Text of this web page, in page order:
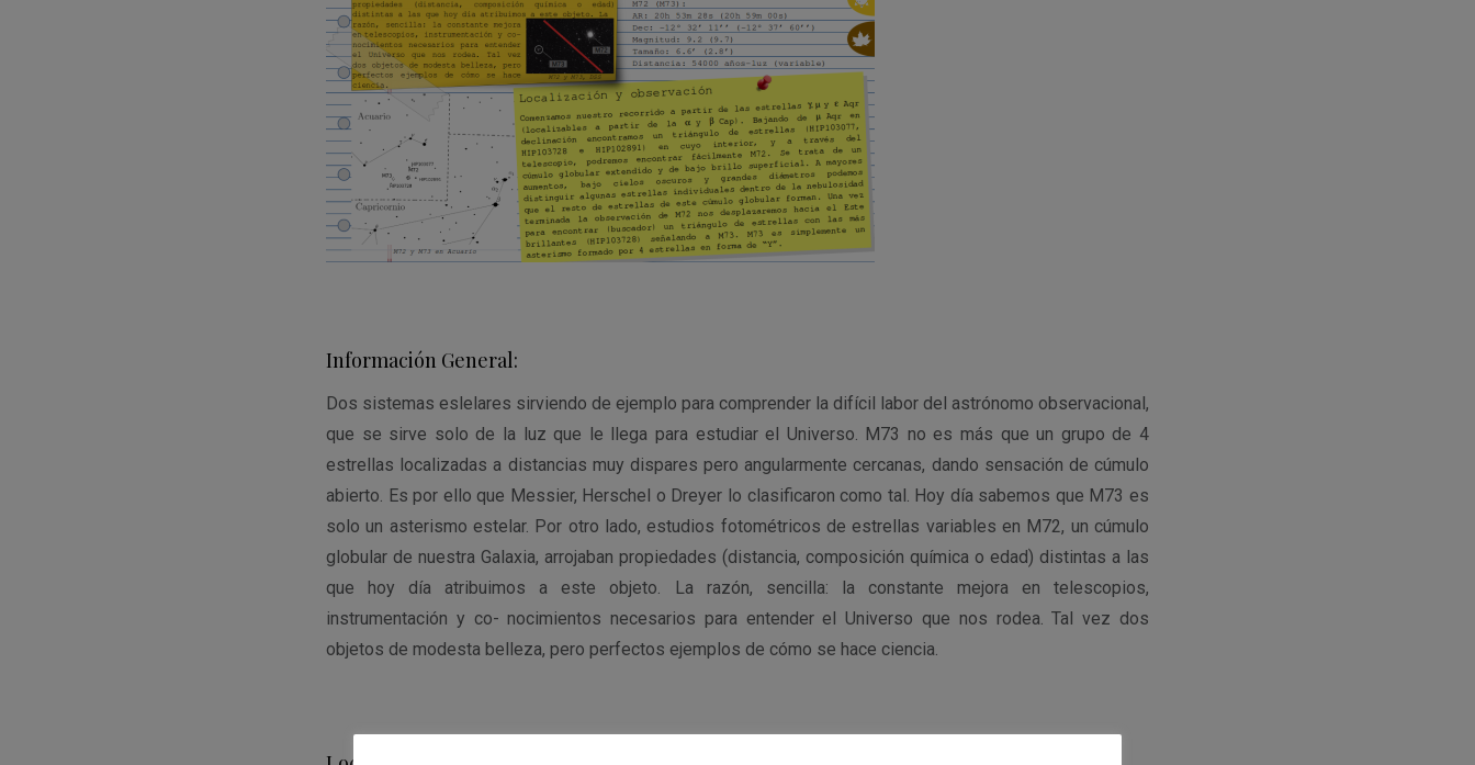
Información General:
Dos sistemas eslelares sirviendo de ejemplo para comprender la difícil labor del astrónomo observacional,
que se sirve solo de la luz que le llega para estudiar el Universo. M73 no es más que un grupo de 4
estrellas localizadas a distancias muy dispares pero angularmente cercanas, dando sensación de cúmulo
abierto. Es por ello que Messier, Herschel o Dreyer lo clasificaron como tal. Hoy día sabemos que M73 es
solo un asterismo estelar. Por otro lado, estudios fotométricos de estrellas variables en M72, un cúmulo
globular de nuestra Galaxia, arrojaban propiedades (distancia, composición química o edad) distintas a las
que hoy día atribuimos a este objeto. La razón, sencilla: la constante mejora en telescopios,
instrumentación y co- nocimientos necesarios para entender el Universo que nos rodea. Tal vez dos
objetos de modesta belleza, pero perfectos ejemplos de cómo se hace ciencia.